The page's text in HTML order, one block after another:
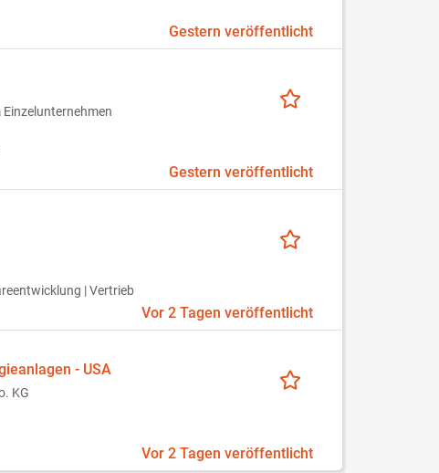
Gestern veröffentlicht
Gestern veröffentlicht
| Vertrieb
Vor 2 Tagen veröffentlicht
- USA
KG
Vor 2 Tagen veröffentlicht